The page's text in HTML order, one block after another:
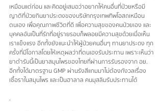
เหมือนแต่ก่อน และคิดอยู่เสมอว่าอยากให้คนอื่นที่ป่วยหรือมี
ญาติที่ป่วยกินยาประดงของบริษัทกรุงเทพทิพโอสถเหมือน
ตนเอง เพื่อคุณภาพชีวิตที่ดี เพื่อความสุขของคนป่วยเอง และ
บุคคลอันเป็นที่รักที่อยู่รายรอบก็พลอยมีความสุขด้วยเมื่อเห็น
เราแข็งแรง อีกทั้งยังแนะนำให้ผู้ป่วยคนอื่นๆ ทานยาประดง ทุก
ครั้งที่มีโอกาสโดยให้เหตุผลว่าที่ตนเองรับประทาน เพราะเห็นว่า
ยาตำรับนี้เป็นยาสมุนไพรของไทยที่ผ่านการรับรองจาก อย.
อีกทั้งได้มาตรฐาน GMP ผ่านรังสีแกมมาไม่ต้องกังวลเรื่อง
เชื้อราในสมุนไพร และเป็นฮาลาล คนมุสลิมรับประทานได้
.